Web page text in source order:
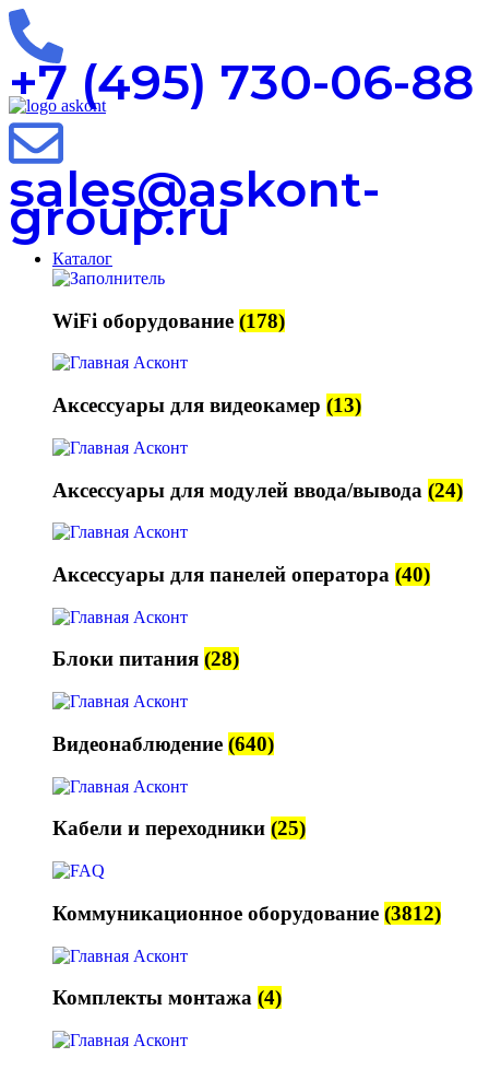
+7 (495) 730-06-88
sales@askont-
group.ru
Каталог
WiFi оборудование (178)
Аксессуары для видеокамер (13)
Аксессуары для модулей ввода/вывода (24)
Аксессуары для панелей оператора (40)
Блоки питания (28)
Видеонаблюдение (640)
Кабели и переходники (25)
Коммуникационное оборудование (3812)
Комплекты монтажа (4)